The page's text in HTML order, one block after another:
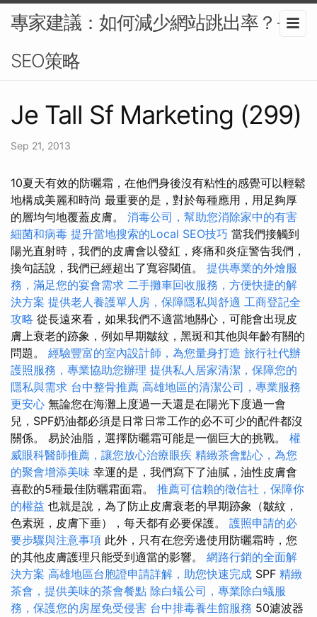
專家建議：如何減少網站跳出率？-
SEO策略
Je Tall Sf Marketing (299)
Sep 21, 2013
10夏天有效的防曬霜，在他們身後沒有粘性的感覺可以輕鬆
地構成美麗和時尚 最重要的是，對於每種應用，用足夠厚
的層均勻地覆蓋皮膚。 消毒公司，幫助您消除家中的有害
細菌和病毒 提升當地搜索的Local SEO技巧 當我們接觸到
陽光直射時，我們的皮膚會以發紅，疼痛和炎症警告我們，
換句話說，我們已經超出了寬容閾值。 提供專業的外燴服
務，滿足您的宴會需求 二手攤車回收服務，方便快捷的解
決方案 提供老人養護單人房，保障隱私與舒適 工商登記全
攻略 從長遠來看，如果我們不適當地關心，可能會出現皮
膚上衰老的跡象，例如早期皺紋，黑斑和其他與年齡有關的
問題。 經驗豐富的室內設計師，為您量身打造 旅行社代辦
護照服務，專業協助您辦理 提供私人居家清潔，保障您的
隱私與需求 台中整骨推薦 高雄地區的清潔公司，專業服務
更安心 無論您在海灘上度過一天還是在陽光下度過一會
兒，SPF奶油都必須是日常日常工作的必不可少的配件都沒
關係。 易於油脂，選擇防曬霜可能是一個巨大的挑戰。 權
威眼科醫師推薦，讓您放心治療眼疾 精緻茶會點心，為您
的聚會增添美味 幸運的是，我們寫下了油膩，油性皮膚會
喜歡的5種最佳防曬霜面霜。 推薦可信賴的徵信社，保障你
的權益 也就是說，為了防止皮膚衰老的早期跡象（皺紋，
色素斑，皮膚下垂），每天都有必要保護。 護照申請的必
要步驟與注意事項 此外，只有在您旁邊使用防曬霜時，您
的其他皮膚護理只能受到適當的影響。 網路行銷的全面解
決方案 高雄地區台胞證申請詳解，助您快速完成 SPF 精緻
茶會，提供美味的茶會餐點 除白蟻公司，專業除白蟻服
務，保護您的房屋免受侵害 台中排毒養生館服務 50濾波器